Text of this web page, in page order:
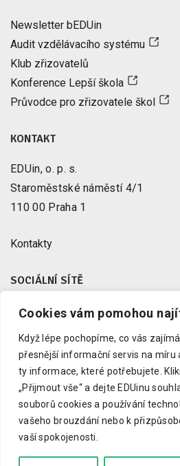
Cookies vám pomohou
Když lépe pochopíme, co vás
přesnější informační servis na míru
ty informace, které potřebujete.
„Přijmout vše“ a dejte EDUinu
souborů cookies a používání
vašeho brouzdání nebo k
vaší spokojenosti.
Newsletter bEDUin
Audit vzdělávacího systému
Klub zřizovatelů
Konference Lepší škola
Průvodce pro zřizovatele škol
KONTAKT
EDUin, o. p. s.
Staroměstské náměstí 4/1
110 00 Praha 1
Kontakty
SOCIÁLNÍ SÍTĚ
Facebook
Instagram
Youtube
LinkedIn
Copyright © 2023 EDUin, o. p. s.